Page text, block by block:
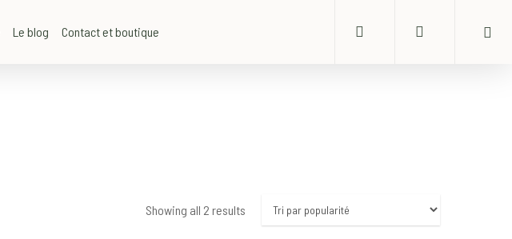
Le blog Contact et boutique
Showing all 2 results Sorted